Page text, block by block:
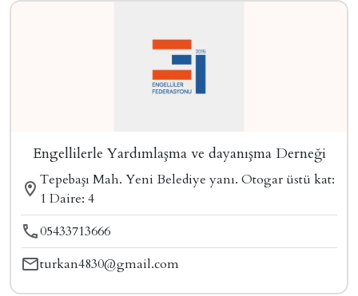
Engellilerle Yardımlaşma ve dayanışma Derneği
Tepebaşı Mah. Yeni Belediye yanı. Otogar üstü kat:
1 Daire: 4
05433713666
turkan4830@gmail.com